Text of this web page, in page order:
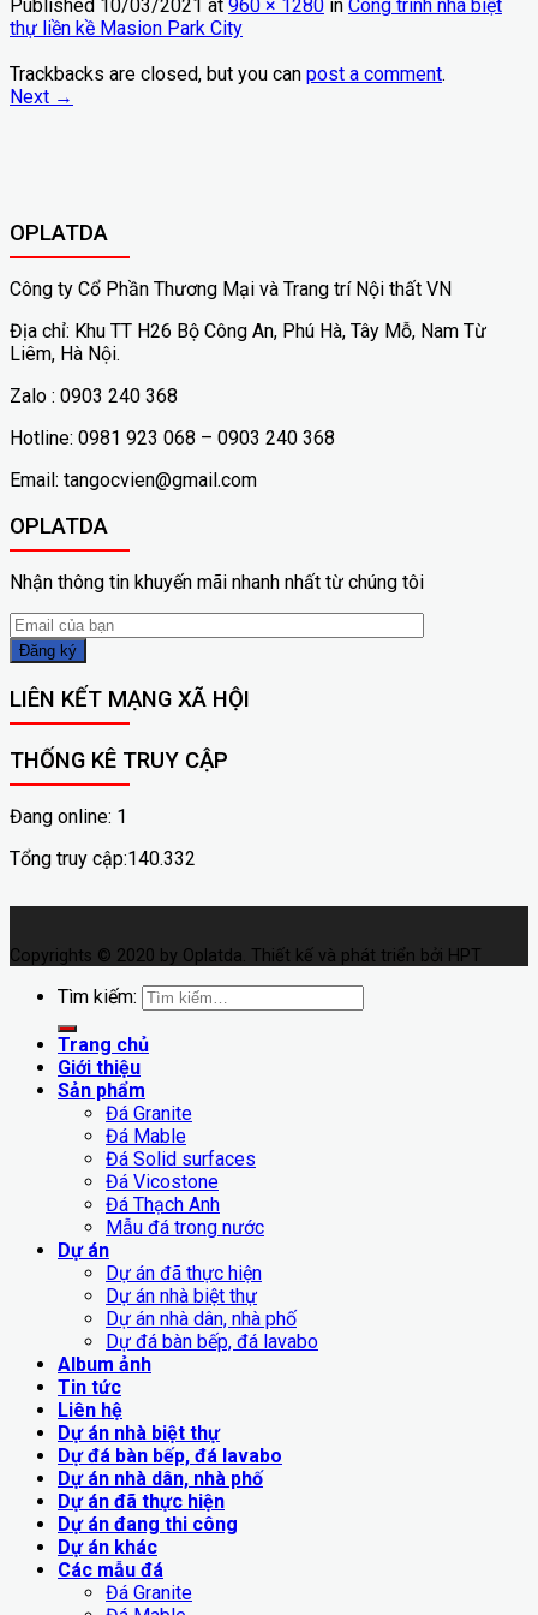
Published 10/03/2021 at 960 × 1280 in Công trình nhà biệt
thự liền kề Masion Park City
Trackbacks are closed, but you can post a comment.
Next →
OPLATDA
Công ty Cổ Phần Thương Mại và Trang trí Nội thất VN
Địa chỉ: Khu TT H26 Bộ Công An, Phú Hà, Tây Mỗ, Nam Từ
Liêm, Hà Nội.
Zalo : 0903 240 368
Hotline: 0981 923 068 – 0903 240 368
Email: tangocvien@gmail.com
OPLATDA
Nhận thông tin khuyến mãi nhanh nhất từ chúng tôi
LIÊN KẾT MẠNG XÃ HỘI
THỐNG KÊ TRUY CẬP
Đang online: 1
Tổng truy cập:140.332
Copyrights © 2020 by Oplatda. Thiết kế và phát triển bởi HPT
Tìm kiếm:
Trang chủ
Giới thiệu
Sản phẩm
Đá Granite
Đá Mable
Đá Solid surfaces
Đá Vicostone
Đá Thạch Anh
Mẫu đá trong nước
Dự án
Dự án đã thực hiện
Dự án nhà biệt thự
Dự án nhà dân, nhà phố
Dự đá bàn bếp, đá lavabo
Album ảnh
Tin tức
Liên hệ
Dự án nhà biệt thự
Dự đá bàn bếp, đá lavabo
Dự án nhà dân, nhà phố
Dự án đã thực hiện
Dự án đang thi công
Dự án khác
Các mẫu đá
Đá Granite